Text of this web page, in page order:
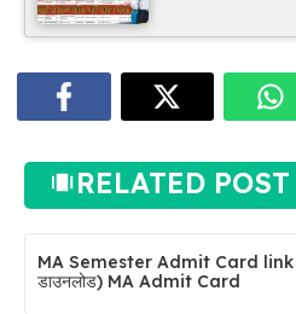
RELATED POST
MA Semester Admit Card link :
डाउनलोड) MA Admit Card